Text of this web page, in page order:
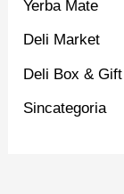
Yerba Mate
Deli Market
Deli Box & Gift
Sincategoria